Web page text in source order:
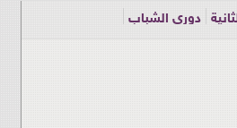
دوري الشباب